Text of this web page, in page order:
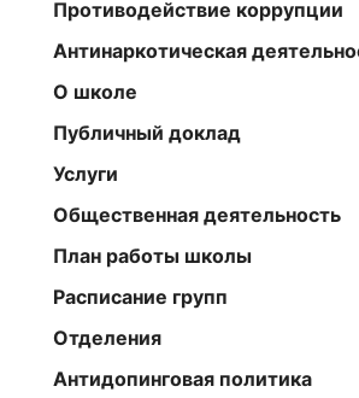
Противодействие коррупции
Антинаркотическая
О школе
Публичный доклад
Услуги
Общественная деятельность
План работы школы
Расписание групп
Отделения
Антидопинговая политика